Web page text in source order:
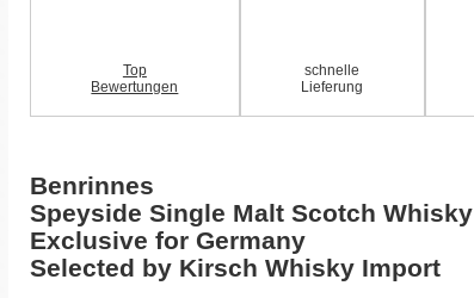
Top
Bewertungen
schnelle
Lieferung
Benrinnes
Speyside Single Malt Scotch Whisky
Exclusive for Germany
Selected by Kirsch Whisky Import